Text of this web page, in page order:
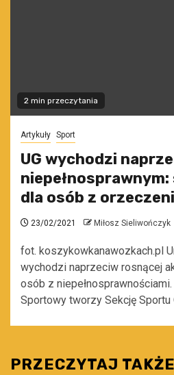
2 min przeczytania
Artykuły Sport
UG wychodzi
dla osób z
23/02/2021 Miłosz Sieliwończyk
fot. koszykowkanawozkach.pl
wychodzi naprzeciw rosnącej
osób z
Sportowy tworzy Sekcję Sportu
PRZECZYTAJ TAKŻE